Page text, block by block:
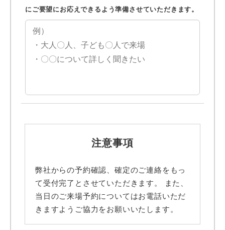
にご要望にお応えできるよう準備させていただきます。
注意事項
弊社からの予約確認、確定のご連絡をもっ
て受付完了とさせていただきます。 また、
当日のご来場予約についてはお電話いただ
きますようご協力をお願いいたします。